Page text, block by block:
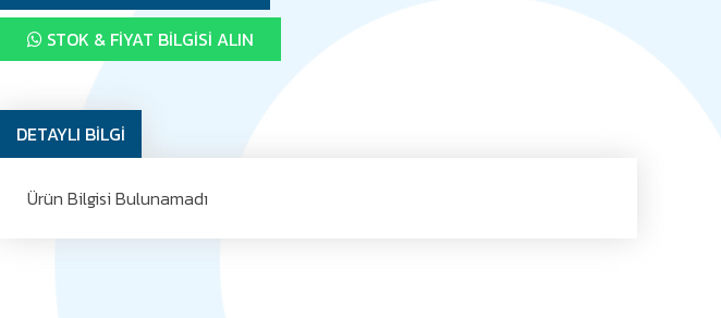
STOK & FIYAT BILGISI ALIN
DETAYLI BİLGİ
Ürün Bilgisi Bulunamadı